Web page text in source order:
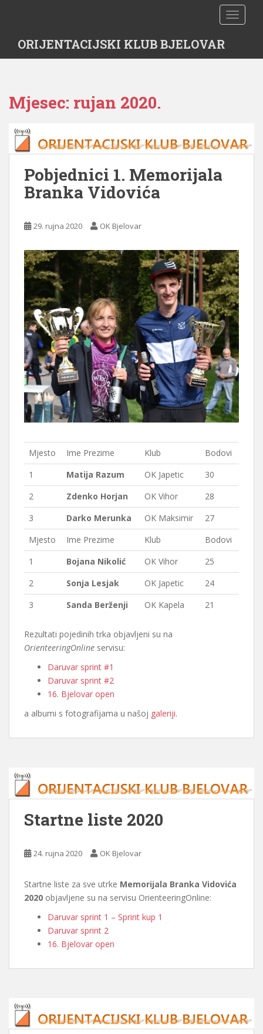
t
ORIJENTACIJSKI KLUB BJELOVAR
Mjesec: rujan 2020.
Pobjednici 1. Memorijala
Branka Vidovića
29. rujna 2020 OK Bjelovar
Mjesto Ime Prezime Klub
Bodovi
1
Matija Razum OK Japetic
30
2
Zdenko Horjan OK Vihor
28
3
Darko Merunka OK Maksimir
27
Mjesto
Ime Prezime Klub
Bodovi
1
Bojana Nikolić OK Vihor
25
2
Sonja Lesjak OK Japetic
24
3
Sanda Berženji OK Kapela 21
Rezultati pojedinih trka objavljeni su na
OrienteeringOnline servisu:
Daruvar sprint #1
Daruvar sprint #2
16. Bjelovar open
a albumi s fotografijama u našoj galeriji.
Startne liste 2020
24. rujna 2020 OK Bjelovar
Startne liste za sve utrke Memorijala Branka Vidovića
2020 objavljene su na servisu OrienteeringOnline:
Daruvar sprint 1 – Sprint kup 1
Daruvar sprint 2
16. Bjelovar open